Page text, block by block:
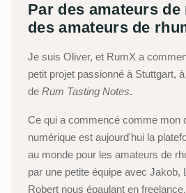
Par des amateurs
des amateurs de
Je suis Oliver, et RumX a
petit projet passionné à Stuttgart,
de Rum Tasting Notes.
Ce qui a commencé comme mon
numérique est aujourd'hui la
au monde pour les amateurs de
par une petite équipe avec Jakob,
Robert nous épaulant en